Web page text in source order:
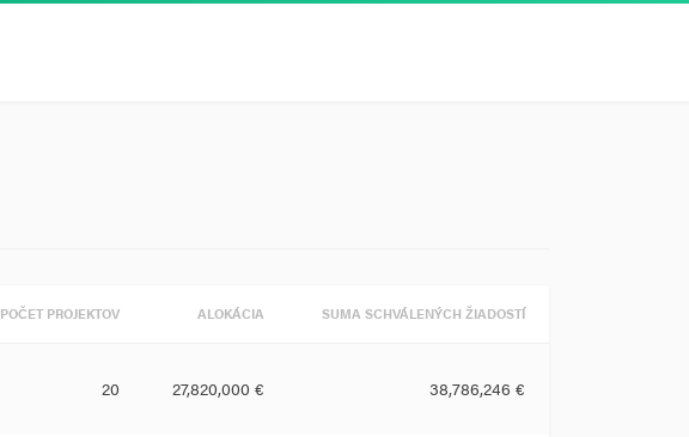
POČET PROJEKTOV ALOKÁCIA SUMA SCHVÁLENÝCH ŽIADOSTÍ
20 27,820,000 € 38,786,246 €